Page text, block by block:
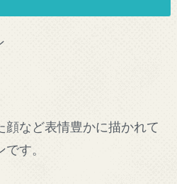
顔など表情豊かに描かれて
す。